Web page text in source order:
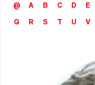
@
A B C D E
Q
R S T U V